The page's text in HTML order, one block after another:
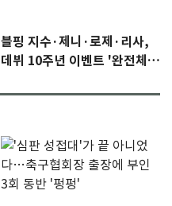
블핑 지수·제니·로제·리사,
데뷔 10주년 이벤트 '완전체'